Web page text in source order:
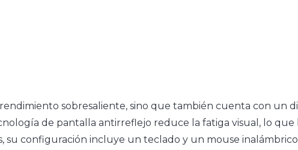
sobresaliente, sino que también cuenta con un
de pantalla antirreflejo reduce la fatiga visual, lo
su configuración incluye un teclado y un mouse